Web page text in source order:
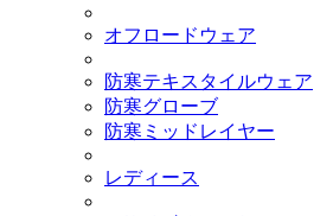
オフロードウェア
防寒テキスタイルウェア
防寒グローブ
防寒ミッドレイヤー
レディース